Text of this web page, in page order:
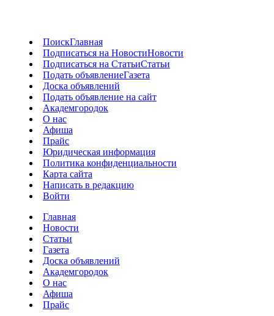
ПоискГлавная
Подписаться на НовостиНовости
Подписаться на СтатьиСтатьи
Подать объявлениеГазета
Доска объявлений
Подать объявление на сайт
Академгородок
О нас
Афиша
Прайс
Юридическая информация
Политика конфиденциальности
Карта сайта
Написать в редакцию
Войти
Главная
Новости
Статьи
Газета
Доска объявлений
Академгородок
О нас
Афиша
Прайс